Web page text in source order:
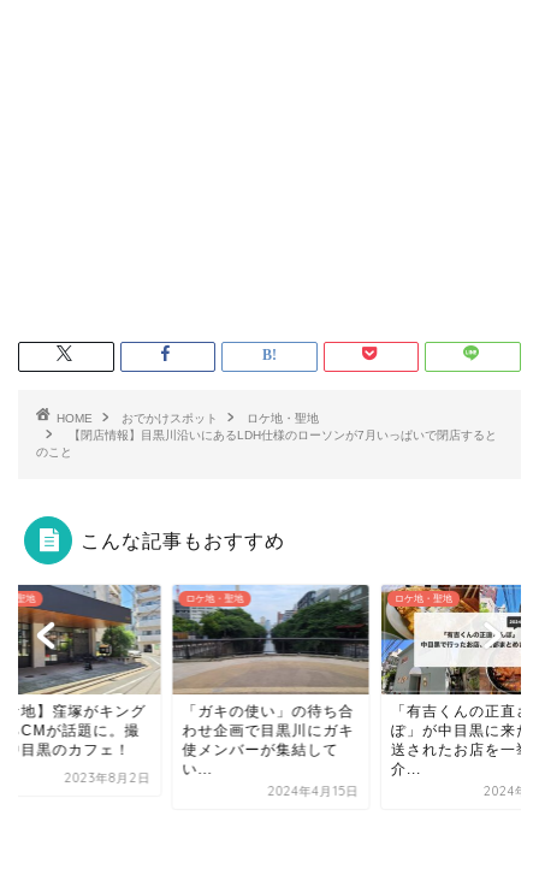
HOME おでかけスポット
ロケ地・聖地
【閉店情報】目黒川沿いにあるLDH仕様のローソンが7月いっぱいで閉店すると
のこと
こんな記事もおすすめ
・聖地
ケ地】窪塚がキング
るCMが話題に。撮
中目黒のカフェ！
2023年8月2日
ロケ地・聖地
「ガキの使い」の待ち合
わせ企画で目黒川にガキ
使メンバーが集結して
い...
2024年4月15日
ロケ地・聖地
「有吉くんの正直さ
ぽ」が中目黒に来た
送されたお店を一挙
介...
2024年3